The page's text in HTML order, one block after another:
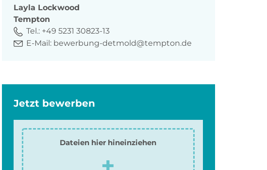
Layla Lockwood
Tempton
Tel.: +49 5231 30823-13
E-Mail: bewerbung-detmold@tempton.de
Jetzt bewerben
Dateien hier hineinziehen